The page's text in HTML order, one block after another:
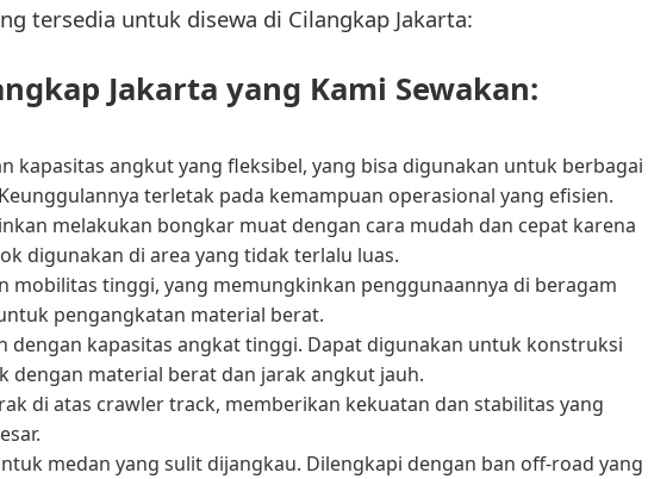
tersedia untuk disewa di Cilangkap Jakarta:
Jakarta yang Kami Sewakan:
kapasitas angkut yang fleksibel, yang bisa digunakan untuk berbagai
terletak pada kemampuan operasional yang efisien.
melakukan bongkar muat dengan cara mudah dan cepat karena
digunakan di area yang tidak terlalu luas.
mobilitas tinggi, yang memungkinkan penggunaannya di beragam
pengangkatan material berat.
dengan kapasitas angkat tinggi. Dapat digunakan untuk konstruksi
material berat dan jarak angkut jauh.
di atas crawler track, memberikan kekuatan dan stabilitas yang
medan yang sulit dijangkau. Dilengkapi dengan ban off-road yang